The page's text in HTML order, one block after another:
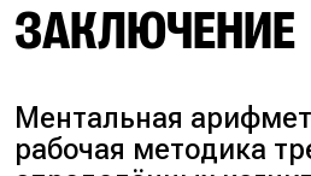
ЗАКЛЮЧЕНИЕ
Ментальная
рабочая методика